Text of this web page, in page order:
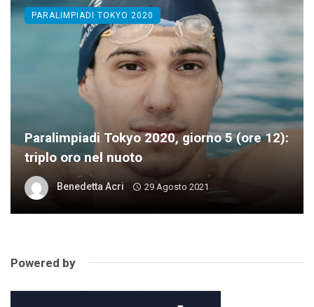
Paralimpiadi Tokyo 2020, giorno 5 (ore 12):
triplo oro nel nuoto
Benedetta Acri 29 Agosto 2021
PARALIMPIADI TOKYO 2020
Powered by